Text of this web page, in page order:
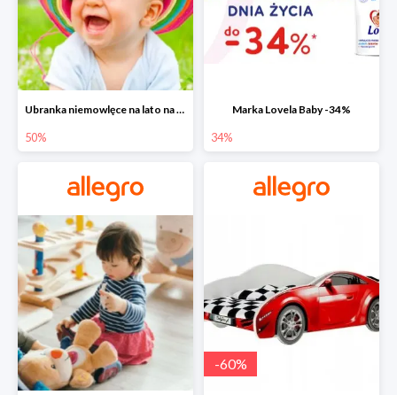
Ubranka niemowlęce na lato na Allegro do -50%
50%
Marka Lovela Baby -34%
34%
-60%